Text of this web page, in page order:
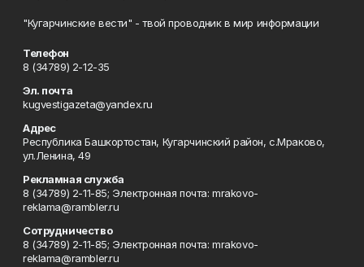
"Кугарчинские вести" - твой проводник в мир информации
Телефон
8 (34789) 2-12-35
Эл. почта
kugvestigazeta@yandex.ru
Адрес
Республика Башкортостан, Кугарчинский район, с.Мраково,
ул.Ленина, 49
Рекламная служба
8 (34789) 2-11-85; Электронная почта: mrakovo-
reklama@rambler.ru
Сотрудничество
8 (34789) 2-11-85; Электронная почта: mrakovo-
reklama@rambler.ru